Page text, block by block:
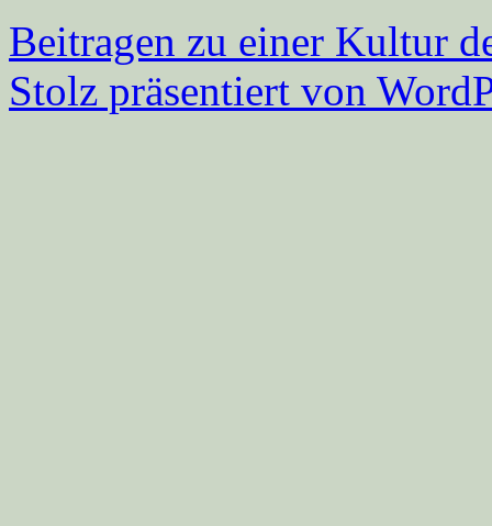
Beitragen zu einer Kultur
Stolz präsentiert von